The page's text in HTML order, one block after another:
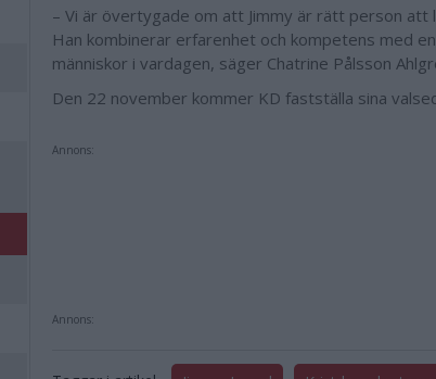
– Vi är övertygade om att Jimmy är rätt person att
Han kombinerar erfarenhet och kompetens med
människor i vardagen, säger Chatrine Pålsson
Den 22 november kommer KD fastställa sina
Annons:
Annons: